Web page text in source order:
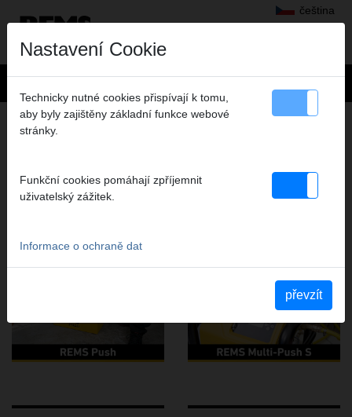
čeština
ZKOUŠENÍ, ČIŠTĚNÍ, DEZINFIKOVÁNÍ,
KONZERVOVÁNÍ, PROPLACHOVÁNÍ,
VIDEA TÉTO SKUPINY VÝROBKŮ
YouTube REMS Push 60
Nastavení Cookie
Technicky nutné cookies přispívají k tomu,
aby byly zajištěny základní funkce webové
stránky.
Funkční cookies pomáhají zpříjemnit
uživatelský zážitek.
Informace o ochraně dat
převzít